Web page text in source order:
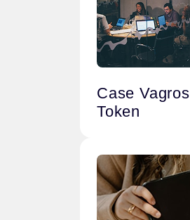
Case Vagros
Token